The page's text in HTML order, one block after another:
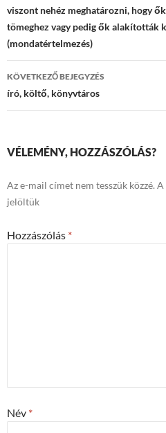
viszont nehéz meghatározni, hogy
tömeghez vagy pedig ők alakították
(mondatértelmezés)
KÖVETKEZŐ BEJEGYZÉS
író, költő, könyvtáros
VÉLEMÉNY, HOZZÁSZÓLÁS?
Az e-mail címet nem tesszük közzé. A
jelöltük
Hozzászólás *
Név *